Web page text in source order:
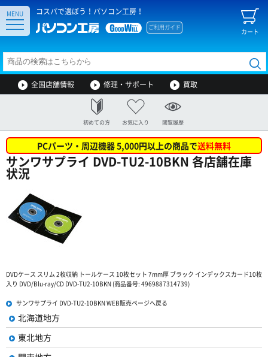
コスパで選ぼう！パソコン工房！
カート
ご利用ガイド
MENU
全国店舗情報 修理・サポート 買取
初めての方 お気に入り 閲覧履歴
PCパーツ・周辺機器 5,000円以上の商品で送料無料
サンワサプライ DVD-TU2-10BKN 各店舗在庫
状況
DVDケース スリム 2枚収納 トールケース 10枚セット 7mm厚 ブラック インデックスカード10枚
入り DVD/Blu-ray/CD DVD-TU2-10BKN (商品番号: 4969887314739)
サンワサプライ DVD-TU2-10BKN WEB販売ページへ戻る
北海道地方
東北地方